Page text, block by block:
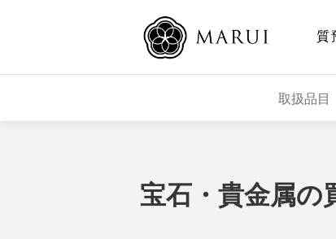
質
取扱品目
宝石・貴金属の